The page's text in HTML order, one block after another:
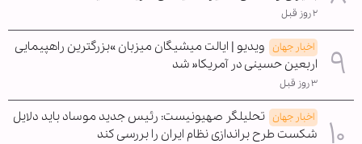
۲ روز قبل
اخبار جهان ویدیو | ایالت میشیگان میزبان »بزرگترین راهپیمایی
اربعین حسینی در آمریکا« شد
۳ روز قبل
اخبار جهان تحلیلگر صهیونیست: رئیس جدید موساد باید دلایل
شکست طرح براندازی نظام ایران را بررسی کند